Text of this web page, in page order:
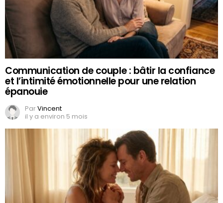
Communication de couple : bâtir la confiance
et l’intimité émotionnelle pour une relation
épanouie
ParVincent
il y a environ 5 mois